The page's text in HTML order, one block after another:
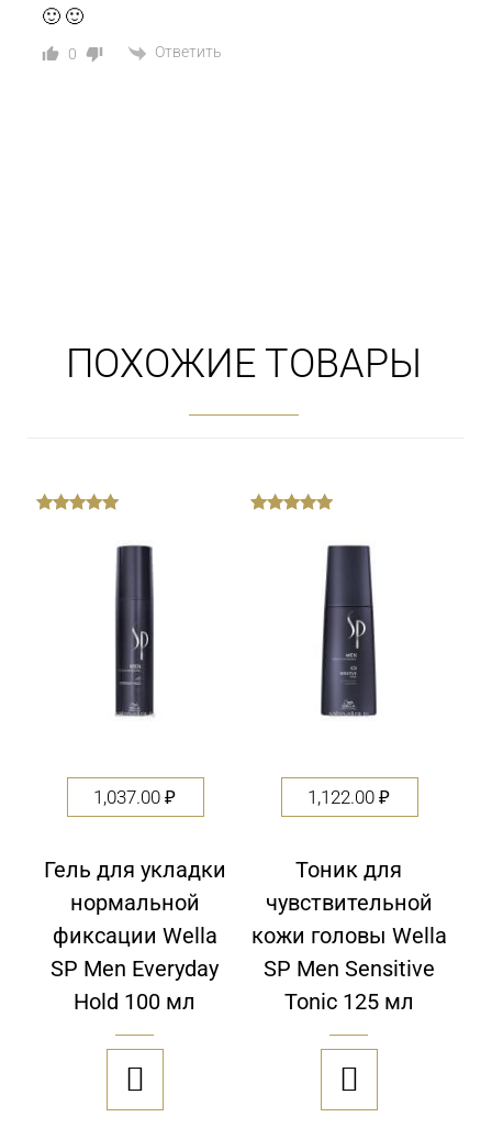
🙂 🙂
0 Ответить
ПОХОЖИЕ ТОВАРЫ
1,037.00 ₽
Гель для укладки
нормальной
фиксации Wella
SP Men Everyday
Hold 100 мл

1,122.00 ₽
Тоник для
чувствительной
кожи головы Wella
SP Men Sensitive
Tonic 125 мл
